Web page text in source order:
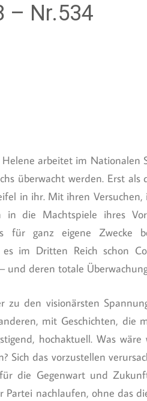
– Nr.534
arbeitet im
überwacht werden. Erst
in ihr. Mit ihren
in die Machtspiele ihres
für ganz eigene
im Dritten Reich schon
und deren totale
zu den visionärsten
mit Geschichten, die
hochaktuell. Was
Sich das vorzustellen
die Gegenwart und
nachlaufen, ohne das